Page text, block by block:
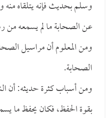
وسلم بحديث فإنه يتلقاه
عن الصحابة ما لم يسمعه من
ومن المعلوم أن مراسيل
الصحابة.
ومن أسباب كثرة حديثه: أن
بقوة الحفظ، فكان يحفظ ما